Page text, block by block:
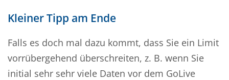
Kleiner Tipp am Ende
Falls es doch mal dazu kommt, dass Sie ein Limit
vorrübergehend überschreiten, z. B. wenn Sie
initial sehr sehr viele Daten vor dem GoLive